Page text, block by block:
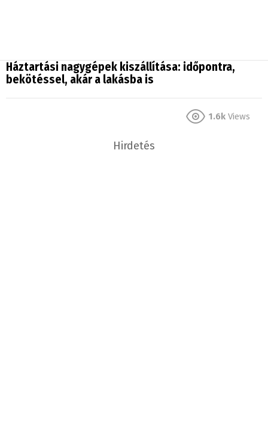
Háztartási nagygépek kiszállítása: időpontra,
bekötéssel, akár a lakásba is
1.6k Views
Hirdetés